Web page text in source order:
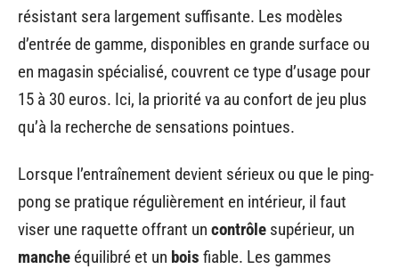
résistant sera largement suffisante. Les modèles
d’entrée de gamme, disponibles en grande surface ou
en magasin spécialisé, couvrent ce type d’usage pour
15 à 30 euros. Ici, la priorité va au confort de jeu plus
qu’à la recherche de sensations pointues.
Lorsque l’entraînement devient sérieux ou que le ping-
pong se pratique régulièrement en intérieur, il faut
viser une raquette offrant un contrôle supérieur, un
manche équilibré et un bois fiable. Les gammes